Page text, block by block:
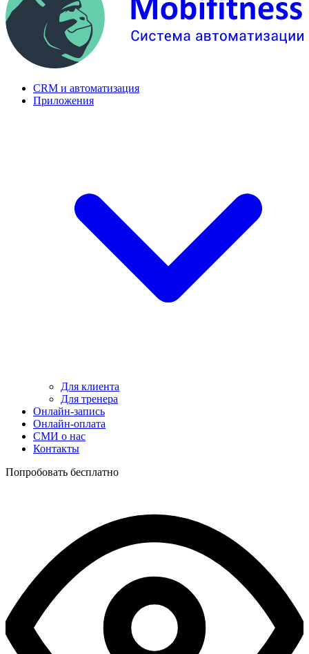
CRM и автоматизация
Приложения
Для клиента
Для тренера
Онлайн-запись
Онлайн-оплата
СМИ о нас
Контакты
Попробовать бесплатно